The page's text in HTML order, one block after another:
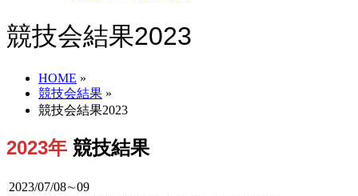
競技会結果2023
HOME »
競技会結果 »
競技会結果2023
2023年 競技結果
2023/07/08∼09